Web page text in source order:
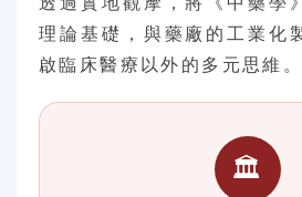
理論基礎，與藥廠的工業化
啟臨床醫療以外的多元思維。
🏛️